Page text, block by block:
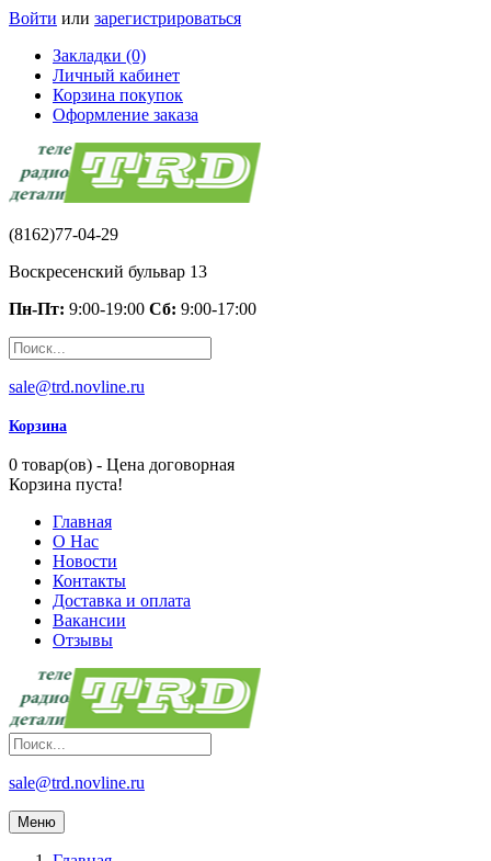
Войти или зарегистрироваться
Закладки (0)
Личный кабинет
Корзина покупок
Оформление заказа
(8162)77-04-29
Воскресенский бульвар 13
Пн-Пт: 9:00-19:00 Сб: 9:00-17:00
sale@trd.novline.ru
Корзина
0 товар(ов) - Цена договорная
Корзина пуста!
Главная
О Нас
Новости
Контакты
Доставка и оплата
Вакансии
Отзывы
sale@trd.novline.ru
Меню